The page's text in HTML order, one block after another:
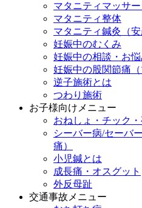
マタニティマッサー
マタニティ整体
マタニティ鍼灸（
妊娠中のむくみ
妊娠中の相談・お悩
妊娠中の股関節痛（
逆子施術とは
つわり施術
お子様向けメニュー
おねしょ・チック
シーバー病/セーバ
痛）
小児鍼とは
成長痛・オスグット
外反母趾
交通事故メニュー